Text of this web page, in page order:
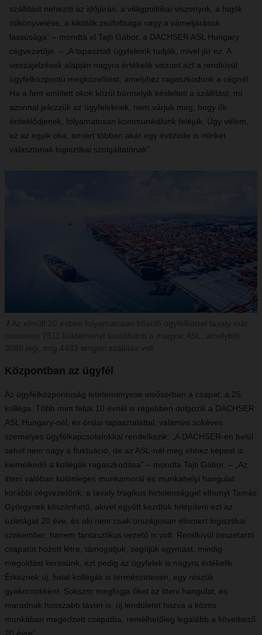
szállítást nehezíti az időjárás, a világpolitikai viszonyok, a hajók
túlkönyvelése, a kikötők zsúfoltsága vagy a vámeljárások
lassúsága” – mondta el Tajti Gábor, a DACHSER ASL Hungary
cégvezetője. – „A tapasztalt ügyfeleink tudják, mivel jár ez. A
visszajelzések alapján nagyra értékelik viszont azt a rendkívül
ügyfélközpontú megközelítést, amelyhez ragaszkodunk a cégnél.
Ha a fent említett okok közül bármelyik késlelteti a szállítást, mi
azonnal jelezzük az ügyfeleknek, nem várjuk meg, hogy ők
érdeklődjenek, folyamatosan kommunikálunk feléjük. Úgy vélem,
ez az egyik oka, amiért többen akár egy évtizede is minket
választanak logisztikai szolgáltatónak”.
Központban az ügyfél
Az ügyfélközpontúság letéteményese elsősorban a csapat, a 25
kolléga. Több mint felük 10 évnél is régebben dolgozik a DACHSER
ASL Hungary-nél, és óriási tapasztalattal, valamint sokéves
személyes ügyfélkapcsolatokkal rendelkezik. „A DACHSER-en belül
sehol nem nagy a fluktuáció, de az ASL-nél még ehhez képest is
kiemelkedő a kollégák ragaszkodása” – mondta Tajti Gábor. – „Az
itteni valóban különleges munkamorál és munkahelyi hangulat
korábbi cégvezetőnk, a tavaly tragikus hirtelenséggel elhunyt Tamás
Györgynek köszönhető, akivel együtt kezdtük felépíteni ezt az
üzletágat 20 éve, és aki nem csak országosan elismert logisztikai
szakember, hanem fantasztikus vezető is volt. Rendkívül összetartó
csapatot hozott létre, támogatjuk, segítjük egymást, mindig
megoldást keresünk, ezt pedig az ügyfelek is nagyra értékelik.
Érkeznek új, fiatal kollégák is természetesen, egy részük
gyakornokként. Sokszor megfogja őket az itteni hangulat, és
maradnak hosszabb távon is, új lendületet hozva a közös
munkában megedzett csapatba, remélhetőleg legalább a következő